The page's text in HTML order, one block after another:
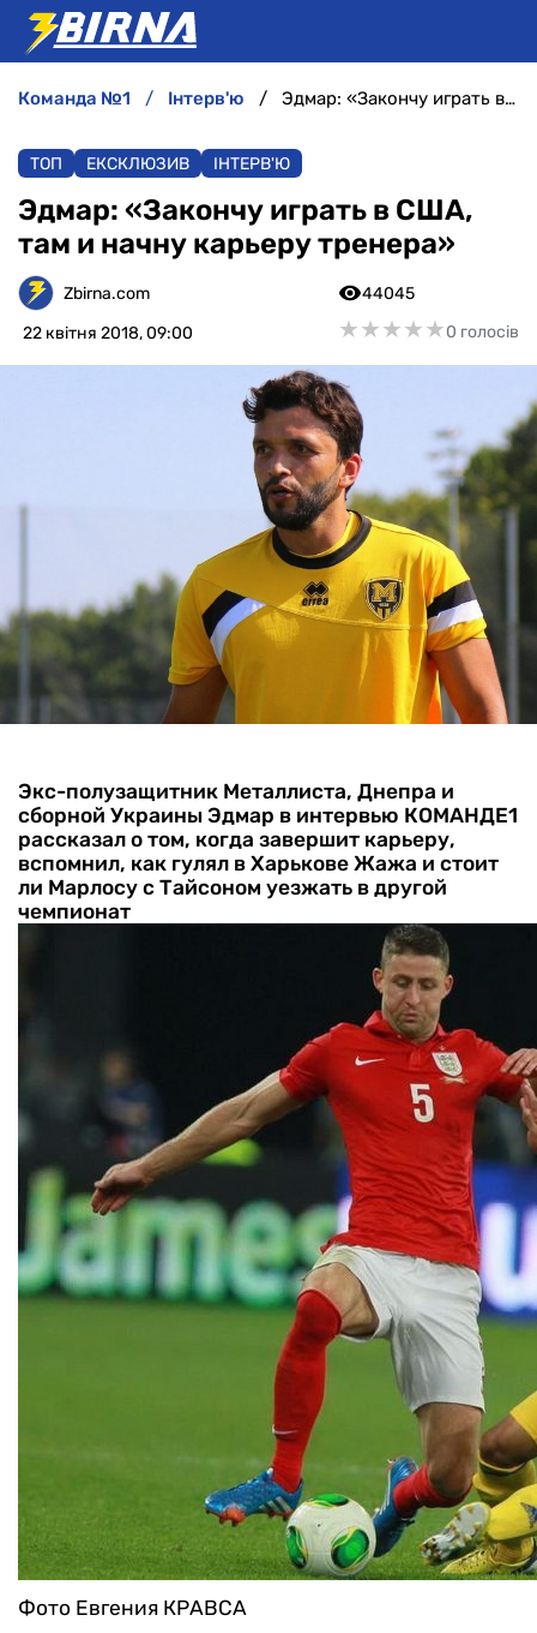
АНАЛІТИКА
ІНТЕРВ'Ю
РІЗНЕ
команда №1 інтерв'ю Эдмар: «Закончу играть в США, там и начну карьеру тренера»
ТОП ЕКСКЛЮЗИВ ІНТЕРВ'Ю
Эдмар: «Закончу играть в США,
там и начну карьеру тренера»
Zbirna.com
22 квітня 2018, 09:00
44045
★★★★★
★★★★★0 голосів
Экс-полузащитник Металлиста, Днепра и
сборной Украины Эдмар в интервью КОМАНДЕ1
рассказал о том, когда завершит карьеру,
вспомнил, как гулял в Харькове Жажа и стоит
ли Марлосу с Тайсоном уезжать в другой
чемпионат
Фото Евгения КРАВСА